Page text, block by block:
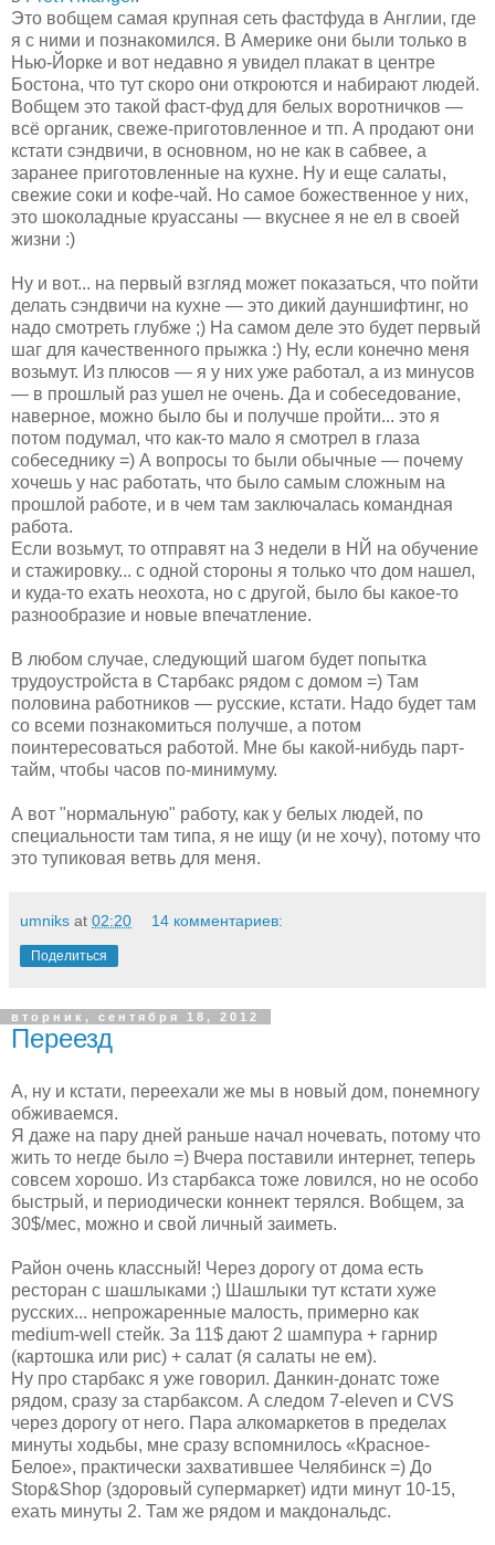
Это вобщем самая крупная сеть фастфуда в Англии, где
я с ними и познакомился. В Америке они были только в
Нью-Йорке и вот недавно я увидел плакат в центре
Бостона, что тут скоро они откроются и набирают людей.
Вобщем это такой фаст-фуд для белых воротничков —
всё органик, свеже-приготовленное и тп. А продают они
кстати сэндвичи, в основном, но не как в сабвее, а
заранее приготовленные на кухне. Ну и еще салаты,
свежие соки и кофе-чай. Но самое божественное у них,
это шоколадные круассаны — вкуснее я не ел в своей
жизни :)
Ну и вот... на первый взгляд может показаться, что пойти
делать сэндвичи на кухне — это дикий дауншифтинг, но
надо смотреть глубже ;) На самом деле это будет первый
шаг для качественного прыжка :) Ну, если конечно меня
возьмут. Из плюсов — я у них уже работал, а из минусов
— в прошлый раз ушел не очень. Да и собеседование,
наверное, можно было бы и получше пройти... это я
потом подумал, что как-то мало я смотрел в глаза
собеседнику =) А вопросы то были обычные — почему
хочешь у нас работать, что было самым сложным на
прошлой работе, и в чем там заключалась командная
работа.
Если возьмут, то отправят на 3 недели в НЙ на обучение
и стажировку... с одной стороны я только что дом нашел,
и куда-то ехать неохота, но с другой, было бы какое-то
разнообразие и новые впечатление.
В любом случае, следующий шагом будет попытка
трудоустройста в Старбакс рядом с домом =) Там
половина работников — русские, кстати. Надо будет там
со всеми познакомиться получше, а потом
поинтересоваться работой. Мне бы какой-нибудь парт-
тайм, чтобы часов по-минимуму.
А вот "нормальную" работу, как у белых людей, по
специальности там типа, я не ищу (и не хочу), потому что
это тупиковая ветвь для меня.
umniks at 02:20 14 комментариев:
Поделиться
вторник, сентября 18, 2012
Переезд
А, ну и кстати, переехали же мы в новый дом, понемногу
обживаемся.
Я даже на пару дней раньше начал ночевать, потому что
жить то негде было =) Вчера поставили интернет, теперь
совсем хорошо. Из старбакса тоже ловился, но не особо
быстрый, и периодически коннект терялся. Вобщем, за
30$/мес, можно и свой личный заиметь.
Район очень классный! Через дорогу от дома есть
ресторан с шашлыками ;) Шашлыки тут кстати хуже
русских... непрожаренные малость, примерно как
medium-well стейк. За 11$ дают 2 шампура + гарнир
(картошка или рис) + салат (я салаты не ем).
Ну про старбакс я уже говорил. Данкин-донатс тоже
рядом, сразу за старбаксом. А следом 7-eleven и CVS
через дорогу от него. Пара алкомаркетов в пределах
минуты ходьбы, мне сразу вспомнилось «Красное-
Белое», практически захватившее Челябинск =) До
Stop&Shop (здоровый супермаркет) идти минут 10-15,
ехать минуты 2. Там же рядом и макдональдс.